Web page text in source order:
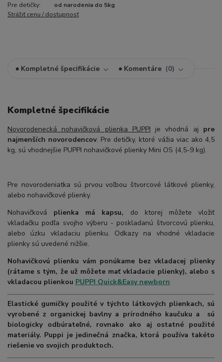
Pre detičky:
od narodenia do 5kg
Strážiť cenu / dostupnosť
Kompletné špecifikácie Komentáre 0
Kompletné špecifikácie
Novorodenecká nohavičková plienka PUPPI je vhodná aj pre
najmenších novorodencov. Pre detičky, ktoré vážia viac ako 4,5
kg, sú vhodnejšie PUPPI nohavičkové plienky Mini OS (4,5-9 kg).
Pre novorodeniatka sú prvou voľbou štvorcové látkové plienky,
alebo nohavičkové plienky.
Nohavičková plienka má kapsu, do ktorej môžete vložiť
vkladačku podľa svojho výberu - poskladanú štvorcovú plienku,
alebo úzku vkladaciu plienku. Odkazy na vhodné vkladacie
plienky sú uvedené nižšie.
Nohavičkovú plienku vám ponúkame bez vkladacej plienky
(rátame s tým, že už môžete mať vkladacie plienky), alebo s
vkladacou plienkou PUPPI Quick&Easy newborn
Elastické gumičky použité v týchto látkových plienkach, sú
vyrobené z organickej bavlny a prírodného kaučuku a sú
biologicky odbúrateľné, rovnako ako aj ostatné použité
materiály. Puppi je jedinečná značka, ktorá používa takéto
riešenie vo svojich produktoch.